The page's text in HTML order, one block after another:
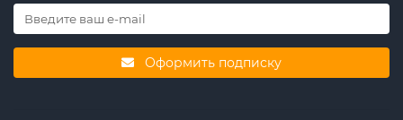
Оформить подписку